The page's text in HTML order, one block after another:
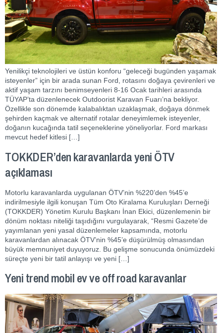
Yenilikçi teknolojileri ve üstün konforu “geleceği bugünden yaşamak
isteyenler” için bir arada sunan Ford, rotasını doğaya çevirenleri ve
aktif yaşam tarzını benimseyenleri 8-16 Ocak tarihleri arasında
TÜYAP’ta düzenlenecek Outdoorist Karavan Fuarı’na bekliyor.
Özellikle son dönemde kalabalıktan uzaklaşmak, doğaya dönmek
şehirden kaçmak ve alternatif rotalar deneyimlemek isteyenler,
doğanın kucağında tatil seçeneklerine yöneliyorlar. Ford markası
mevcut hedef kitlesi […]
TOKKDER’den karavanlarda yeni ÖTV
açıklaması
Motorlu karavanlarda uygulanan ÖTV’nin %220’den %45’e
indirilmesiyle ilgili konuşan Tüm Oto Kiralama Kuruluşları Derneği
(TOKKDER) Yönetim Kurulu Başkanı İnan Ekici, düzenlemenin bir
dönüm noktası niteliği taşıdığını vurgulayarak, “Resmi Gazete’de
yayımlanan yeni yasal düzenlemeler kapsamında, motorlu
karavanlardan alınacak ÖTV’nin %45’e düşürülmüş olmasından
büyük memnuniyet duyuyoruz. Bu gelişme sonucunda önümüzdeki
süreçte yeni bir tatil anlayışı ve yeni […]
Yeni trend mobil ev ve off road karavanlar